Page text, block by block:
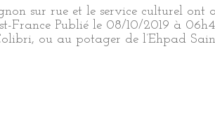
sur rue et le service culturel ont
France Publié le 08/10/2019 à
ou au potager de l’Ehpad